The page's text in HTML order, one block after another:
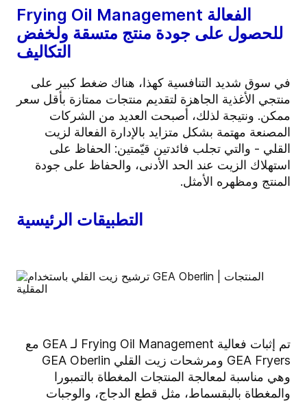
Frying Oil Management الفعالة
للحصول على جودة منتج متسقة ولخفض
التكاليف
في سوق شديد التنافسية كهذا، هناك ضغط كبير على
منتجي الأغذية الجاهزة لتقديم منتجات ممتازة بأقل سعر
ممكن. ونتيجة لذلك، أصبحت العديد من الشركات
المصنعة مهتمة بشكل متزايد بالإدارة الفعالة لزيت
القلي - والتي تجلب فائدتين قيّمتين: الحفاظ على
استهلاك الزيت عند الحد الأدنى، والحفاظ على جودة
المنتج ومظهره الأمثل.
التطبيقات الرئيسية
تم إثبات فعالية Frying Oil Management لـ GEA مع
GEA Fryers ومرشحات زيت القلي GEA Oberlin
وهي مناسبة لمعالجة المنتجات المغطاة بالتمبورا
والمغطاة بالبقسماط، مثل قطع الدجاج، والوجبات